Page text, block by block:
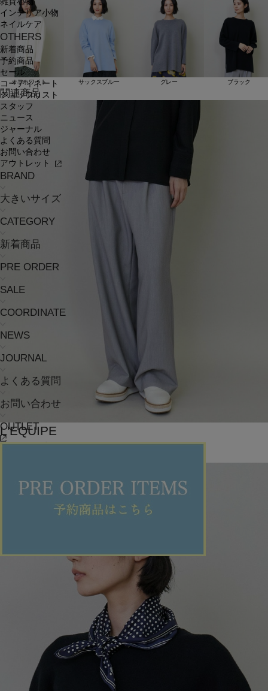
インテリア小物
ネイルケア
OTHERS
新着商品
予約商品
セール
コーディネート
ショップリスト
スタッフ
ニュース
ジャーナル
よくある質問
お問い合わせ
アウトレット
BRAND
大きいサイズ
CATEGORY
新着商品
PRE ORDER
SALE
COORDINATE
NEWS
JOURNAL
よくある質問
お問い合わせ
OUTLET
オフホワイト サックスブルー グレー ブラック
関連商品
L'EQUIPE
パンツ(ぱんつ) /